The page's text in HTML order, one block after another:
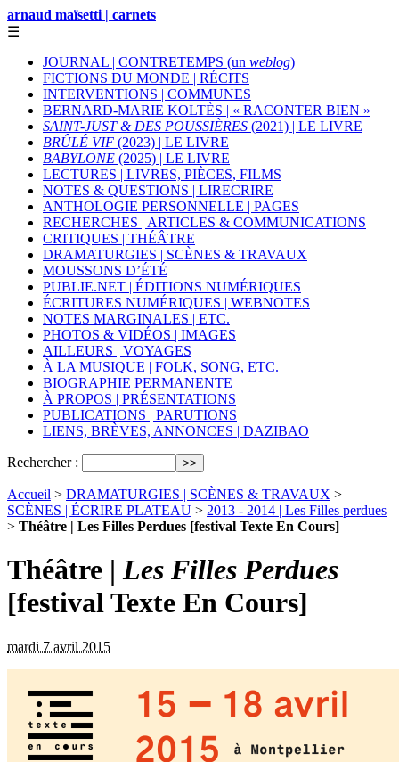
arnaud maïsetti | carnets
☰
JOURNAL | CONTRETEMPS (un weblog)
FICTIONS DU MONDE | RÉCITS
INTERVENTIONS | COMMUNES
BERNARD-MARIE KOLTÈS | « RACONTER BIEN »
SAINT-JUST & DES POUSSIÈRES (2021) | LE LIVRE
BRÛLÉ VIF (2023) | LE LIVRE
BABYLONE (2025) | LE LIVRE
LECTURES | LIVRES, PIÈCES, FILMS
NOTES & QUESTIONS | LIRECRIRE
ANTHOLOGIE PERSONNELLE | PAGES
RECHERCHES | ARTICLES & COMMUNICATIONS
CRITIQUES | THÉÂTRE
DRAMATURGIES | SCÈNES & TRAVAUX
MOUSSONS D’ÉTÉ
PUBLIE.NET | ÉDITIONS NUMÉRIQUES
ÉCRITURES NUMÉRIQUES | WEBNOTES
NOTES MARGINALES | ETC.
PHOTOS & VIDÉOS | IMAGES
AILLEURS | VOYAGES
À LA MUSIQUE | FOLK, SONG, ETC.
BIOGRAPHIE PERMANENTE
À PROPOS | PRÉSENTATIONS
PUBLICATIONS | PARUTIONS
LIENS, BRÈVES, ANNONCES | DAZIBAO
Rechercher :
Accueil > DRAMATURGIES | SCÈNES & TRAVAUX >
SCÈNES | ÉCRIRE PLATEAU > 2013 - 2014 | Les Filles perdues
> Théâtre | Les Filles Perdues [festival Texte En Cours]
Théâtre |Les Filles Perdues
[festival Texte En Cours]
mardi 7 avril 2015